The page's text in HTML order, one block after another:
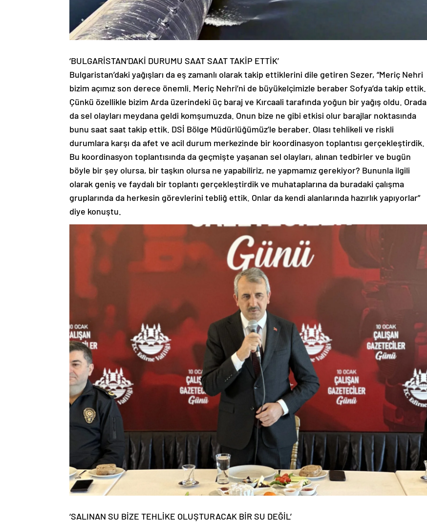
‘BULGARİSTAN’DAKİ DURUMU SAAT SAAT TAKİP ETTİK’
Bulgaristan’daki yağışları da eş zamanlı olarak takip ettiklerini dile getiren Sezer, “Meriç Nehri
bizim açımız son derece önemli. Meriç Nehri’ni de büyükelçimizle beraber Sofya’da takip ettik.
Çünkü özellikle bizim Arda üzerindeki üç baraj ve Kırcaali tarafında yoğun bir yağış oldu. Orada
da sel olayları meydana geldi komşumuzda. Onun bize ne gibi etkisi olur barajlar noktasında
bunu saat saat takip ettik. DSİ Bölge Müdürlüğümüz’le beraber. Olası tehlikeli ve riskli
durumlara karşı da afet ve acil durum merkezinde bir koordinasyon toplantısı gerçekleştirdik.
Bu koordinasyon toplantısında da geçmişte yaşanan sel olayları, alınan tedbirler ve bugün
böyle bir şey olursa, bir taşkın olursa ne yapabiliriz, ne yapmamız gerekiyor? Bununla ilgili
olarak geniş ve faydalı bir toplantı gerçekleştirdik ve muhataplarına da buradaki çalışma
gruplarında da herkesin görevlerini tebliğ ettik. Onlar da kendi alanlarında hazırlık yapıyorlar”
diye konuştu.
‘SALINAN SU BİZE TEHLİKE OLUŞTURACAK BİR SU DEĞİL’